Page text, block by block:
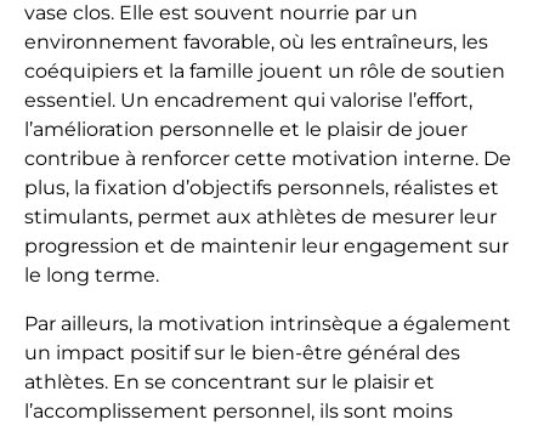
vase clos. Elle est souvent nourrie par un
environnement favorable, où les entraîneurs, les
coéquipiers et la famille jouent un rôle de soutien
essentiel. Un encadrement qui valorise l’effort,
l’amélioration personnelle et le plaisir de jouer
contribue à renforcer cette motivation interne. De
plus, la fixation d’objectifs personnels, réalistes et
stimulants, permet aux athlètes de mesurer leur
progression et de maintenir leur engagement sur
le long terme.
Par ailleurs, la motivation intrinsèque a également
un impact positif sur le bien-être général des
athlètes. En se concentrant sur le plaisir et
l’accomplissement personnel, ils sont moins